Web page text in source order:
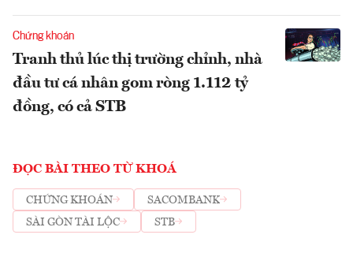
Chứng khoán
Tranh thủ lúc thị trường chỉnh, nhà
đầu tư cá nhân gom ròng 1.112 tỷ
đồng, có cả STB
ĐỌC BÀI THEO TỪ KHOÁ
CHỨNG KHOÁN
SACOMBANK
SÀI GÒN TÀI LỘC
STB